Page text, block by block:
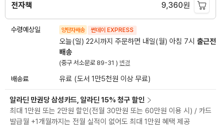
전자책 9,360원
수령예상일 양탄자배송 썬데이 EXPRESS
오늘(일) 22시까지 주문하면 내일(월) 아침 7시 출근전
배송
(중구 서소문로 89-31 ) 변경
배송료 유료 (도서 1만5천원 이상 무료)
알라딘 만권당 삼성카드, 알라딘 15% 청구 할인
최대 1만원 또는 2만원 할인(전월 30만원 또는 60만원 이용 시) / 카드
발급월 +1개월까지는 전월 실적이 없어도 최대 1만원 혜택 제공